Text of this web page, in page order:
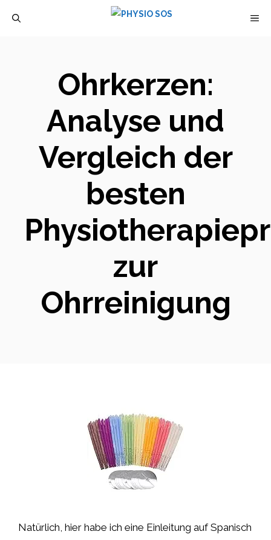
Ohrkerzen:
Analyse und
Vergleich der
besten
zur
Ohrreinigung
Natürlich, hier habe ich eine Einleitung auf Spanisch